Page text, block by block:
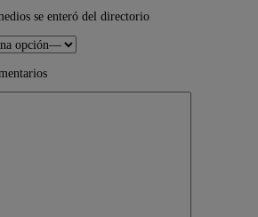
se enteró del directorio